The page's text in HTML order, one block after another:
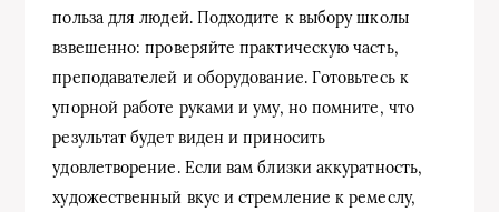
польза для людей. Подходите к выбору школы
взвешенно: проверяйте практическую часть,
преподавателей и оборудование. Готовьтесь к
упорной работе руками и уму, но помните, что
результат будет виден и приносить
удовлетворение. Если вам близки аккуратность,
художественный вкус и стремление к ремеслу,